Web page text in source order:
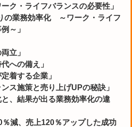
ク・ライフバランスの必要性」
の業務効率化 ～ワーク・ライフ
～」
立」
への備え」
着する企業」
ス施策と売り上げUPの秘訣」
と、結果が出る業務効率化の違
％減、売上120％アップした成功